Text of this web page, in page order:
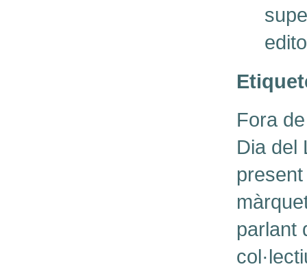
Fora
Dia del
parlant